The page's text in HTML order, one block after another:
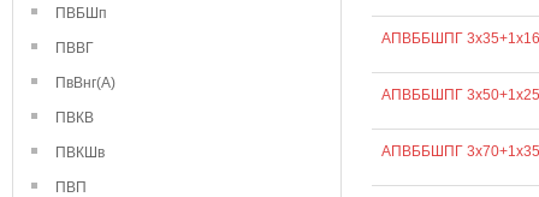
ПВБШп
ПВВГ
ПвВнг(А)
ПВКВ
ПВКШв
ПВП
АПВББШПГ 3х35+1х16
АПВББШПГ 3х50+1х25
АПВББШПГ 3х70+1х35